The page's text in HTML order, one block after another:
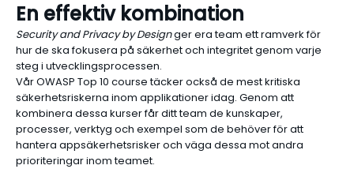
En effektiv kombination
Security and Privacy by Designger era team ett ramverk för
hur de ska fokusera på säkerhet och integritet genom varje
steg i utvecklingsprocessen.
VårOWASP Top 10 coursetäcker också de mest kritiska
säkerhetsriskerna inom applikationer idag. Genom att
kombinera dessa kurser får ditt team de kunskaper,
processer, verktyg och exempel som de behöver för att
hantera appsäkerhetsrisker och väga dessa mot andra
prioriteringar inom teamet.